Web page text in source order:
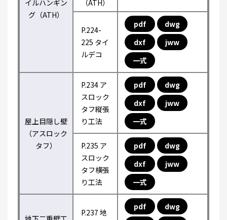
イルハンギン
グ（ATH）
（ATH）
P.224-
225 タイ
ルデコ
pdf
dwg
dxf
jww
一式
屋上目隠し壁
（アスロック
タフ）
P.234 ア
スロック
タフ縦張
り工法
pdf
dwg
dxf
jww
一式
P.235 ア
スロック
タフ横張
り工法
pdf
dwg
dxf
jww
一式
P.237 地
pdf
dwg